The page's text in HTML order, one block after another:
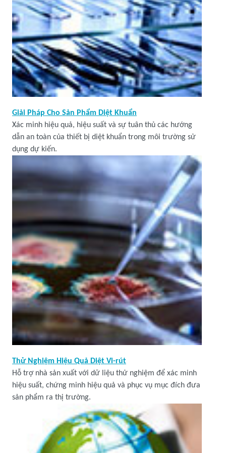
Giải Pháp Cho Sản Phẩm Diệt Khuẩn
Xác minh hiệu quả, hiệu suất và sự tuân thủ các hướng
dẫn an toàn của thiết bị diệt khuẩn trong môi trường sử
dụng dự kiến.
Thử Nghiệm Hiệu Quả Diệt Vi-rút
Hỗ trợ nhà sản xuất với dữ liệu thử nghiệm để xác minh
hiệu suất, chứng minh hiệu quả và phục vụ mục đích đưa
sản phẩm ra thị trường.